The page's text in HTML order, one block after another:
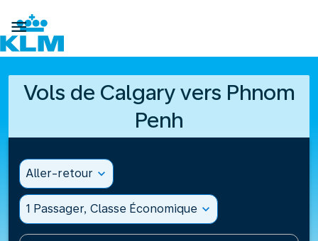

Vols de Calgary vers Phnom
Penh
Aller-retour expand_more
1 Passager, Classe Économique expand_more